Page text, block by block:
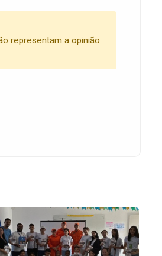
representam a opinião